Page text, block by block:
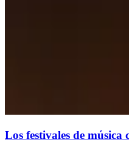
Los festivales de